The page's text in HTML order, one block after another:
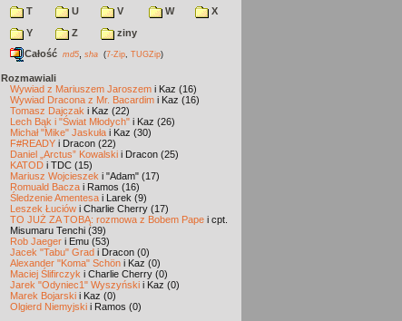
T
U V W
X
Y
Z
ziny
Całość md5 sha (7-Zip TUGZip)
Rozmawiali
Wywiad z Mariuszem Jaroszem i Kaz (16)
Wywiad Dracona z Mr. Bacardim i Kaz (16)
Tomasz Dajczak i Kaz (22)
Lech Bąk i "Świat Młodych" i Kaz (26)
Michał "Mike" Jaskuła i Kaz (30)
F#READY i Dracon (22)
Daniel „Arctus” Kowalski i Dracon (25)
KATOD i TDC (15)
Mariusz Wojcieszek i "Adam" (17)
Romuald Bacza i Ramos (16)
Śledzenie Amentesa i Larek (9)
Leszek Łuciów i Charlie Cherry (17)
TO JUŻ ZA TOBĄ: rozmowa z Bobem Pape i cpt.
Misumaru Tenchi (39)
Rob Jaeger i Emu (53)
Jacek "Tabu" Grad i Dracon (0)
Alexander "Koma" Schön i Kaz (0)
Maciej Ślifirczyk i Charlie Cherry (0)
Jarek "Odyniec1" Wyszyński i Kaz (0)
Marek Bojarski i Kaz (0)
Olgierd Niemyjski i Ramos (0)